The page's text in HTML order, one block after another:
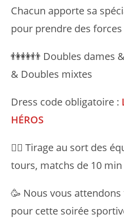
Chacun apporte sa
pour prendre des forces
👫👭👬 Doubles dames
& Doubles mixtes
Dress code obligatoire :
HÉROS
🤹‍♀️ Tirage au sort des
tours, matchs de 10 min
🥳 Nous vous
pour cette soirée